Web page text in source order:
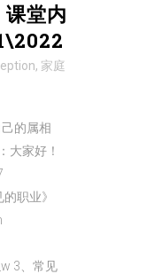
课堂内
, 家庭
的属相
大家好！
职业》
3、常见